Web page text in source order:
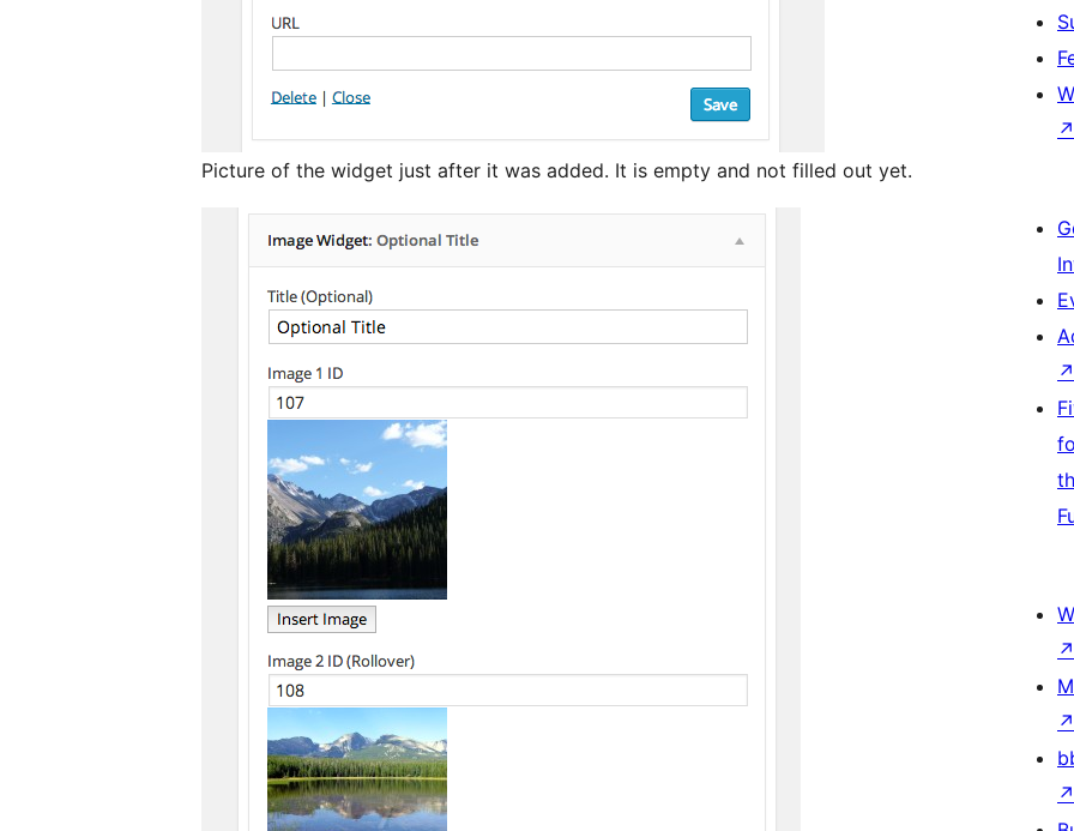
Picture of the widget just after it was added. It is empty and not filled out yet.
↗
↗
↗
↗
↗